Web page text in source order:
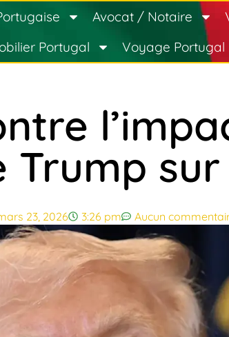
Avocat / Notaire
Portugal
Voyage Portugal
23, 2026 3:26 pm Aucun